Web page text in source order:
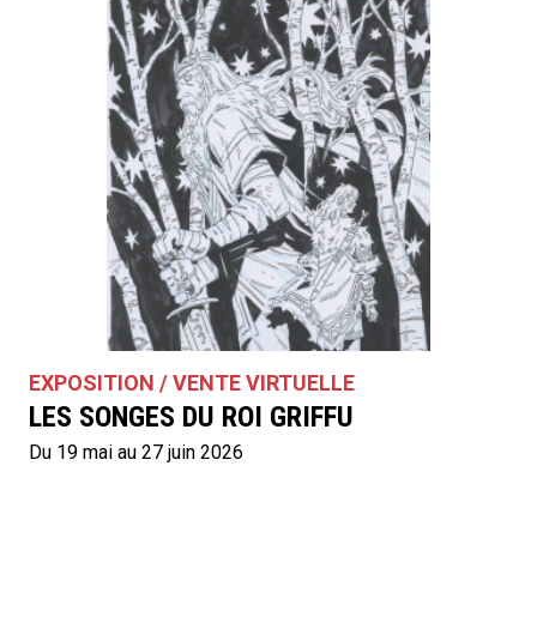
EXPOSITION / VENTE VIRTUELLE
LES SONGES DU ROI GRIFFU
Du 19 mai au 27 juin 2026